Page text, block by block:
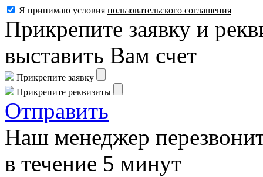
Я принимаю условия пользовательского соглашения
Прикрепите заявку и
выставить Вам счет
Прикрепите заявку
Прикрепите реквизиты
Отправить
Наш менеджер
в течение 5 минут